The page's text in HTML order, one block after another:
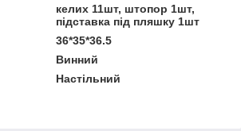
келих 11шт, штопор 1шт,
підставка під пляшку 1шт
36*35*36.5
Винний
Настільний